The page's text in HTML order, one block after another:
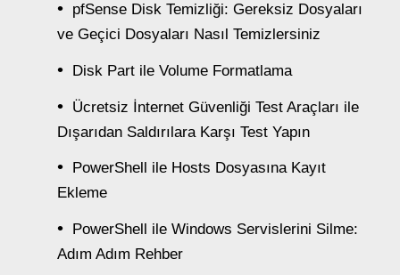
pfSense Disk Temizliği: Gereksiz Dosyaları
ve Geçici Dosyaları Nasıl Temizlersiniz
Disk Part ile Volume Formatlama
Ücretsiz İnternet Güvenliği Test Araçları ile
Dışarıdan Saldırılara Karşı Test Yapın
PowerShell ile Hosts Dosyasına Kayıt
Ekleme
PowerShell ile Windows Servislerini Silme:
Adım Adım Rehber